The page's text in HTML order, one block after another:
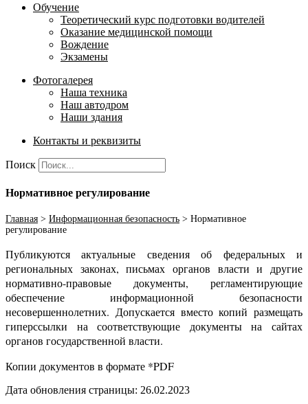
Обучение
Теоретический курс подготовки водителей
Оказание медицинской помощи
Вождение
Экзамены
Фотогалерея
Наша техника
Наш автодром
Наши здания
Контакты и реквизиты
Поиск
Нормативное регулирование
Главная > Информационная безопасность > Нормативное
регулирование
Публикуются актуальные сведения об федеральных и
региональных законах, письмах органов власти и другие
нормативно-правовые документы, регламентирующие
обеспечение информационной безопасности
несовершеннолетних. Допускается вместо копий размещать
гиперссылки на соответствующие документы на сайтах
органов государственной власти.
Копии документов в формате *PDF
Дата обновления страницы: 26.02.2023